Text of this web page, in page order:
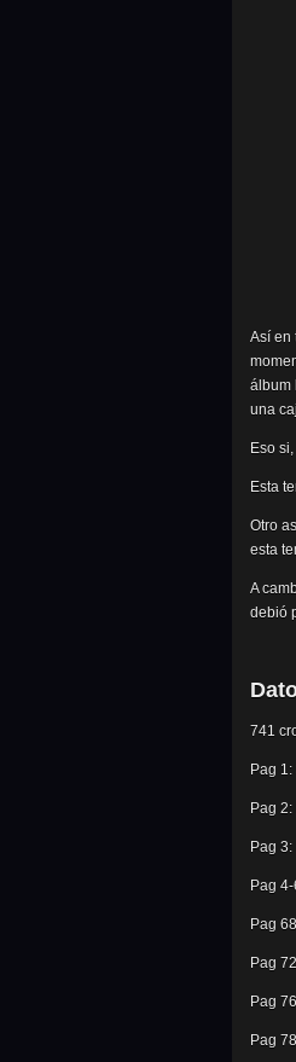
Así en
álbum
una
Eso
Esta
Otro
esta
A
debió
741
Pag
Pag
Pag
Pag
Pag
Pag
Pag
Pag